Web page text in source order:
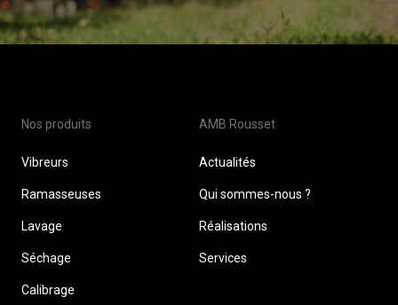
Nos produits
Vibreurs
Ramasseuses
Lavage
Séchage
Calibrage
AMB Rousset
Actualités
Qui sommes-nous ?
Réalisations
Services